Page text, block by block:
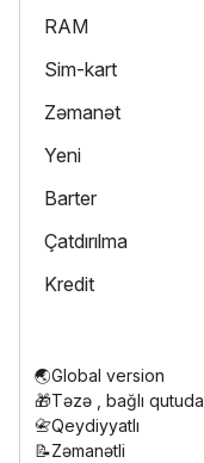
RAM
Sim-kart
Zəmanət
Yeni
Barter
Çatdırılma
Kredit
🌏Global version
🎁Təzə , bağlı qutuda
📇Qeydiyyatlı
📝Zəmanətli